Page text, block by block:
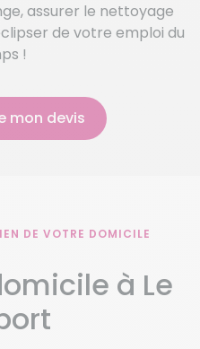
assurer le nettoyage
de votre emploi du
!
mon devis
DE VOTRE DOMICILE
à Le